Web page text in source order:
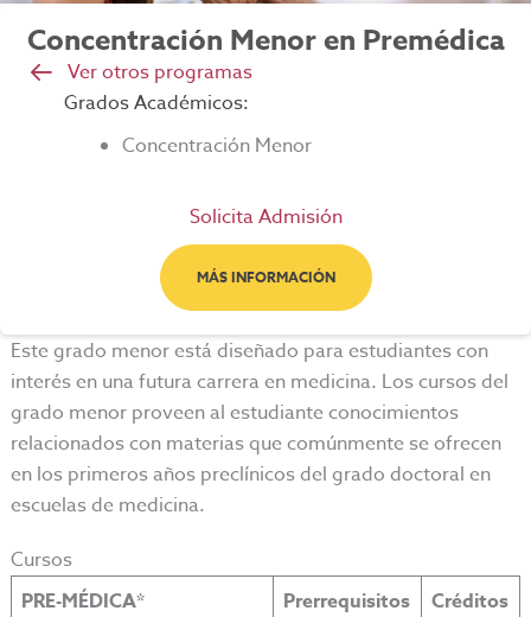
Concentración Menor en Premédica
Ver otros programas
Grados Académicos:
Concentración Menor
Solicita Admisión
MÁS INFORMACIÓN
Este grado menor está diseñado para estudiantes con
interés en una futura carrera en medicina. Los cursos del
grado menor proveen al estudiante conocimientos
relacionados con materias que comúnmente se ofrecen
en los primeros años preclínicos del grado doctoral en
escuelas de medicina.
Cursos
PRE-MÉDICA*
Prerrequisitos
Créditos